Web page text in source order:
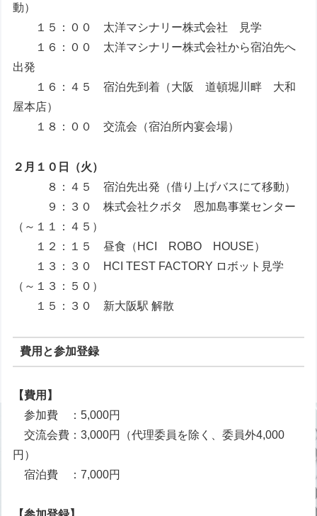
動）
１５：００ 太洋マシナリー株式会社 見学
１６：００ 太洋マシナリー株式会社から宿泊先へ
出発
１６：４５ 宿泊先到着（大阪 道頓堀川畔 大和
屋本店）
１８：００ 交流会（宿泊所内宴会場）
２月１０日（火）
８：４５ 宿泊先出発（借り上げバスにて移動）
９：３０ 株式会社クボタ 恩加島事業センター
（～１１：４５）
１２：１５ 昼食（HCI ROBO HOUSE）
１３：３０ HCI TEST FACTORY ロボット見学
（～１３：５０）
１５：３０ 新大阪駅 解散
費用と参加登録
【費用】
参加費 ：5,000円
交流会費：3,000円（代理委員を除く、委員外4,000
円）
宿泊費 ：7,000円